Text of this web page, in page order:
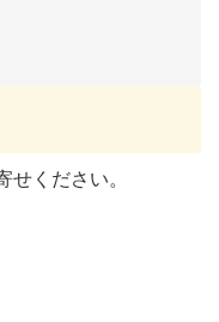
ください。